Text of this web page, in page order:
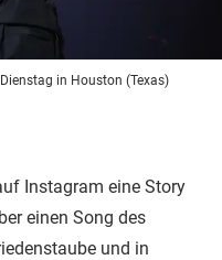
in Houston (Texas)
Instagram eine Story
einen Song des
und in